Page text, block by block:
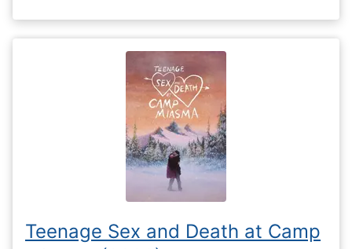
Teenage Sex and Death at Camp